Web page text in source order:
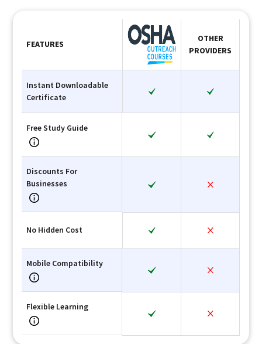
FEATURES
OTHER
PROVIDERS
Instant Downloadable
Certificate
Free Study Guide
Discounts For
Businesses
No Hidden Cost
Mobile Compatibility
Flexible Learning